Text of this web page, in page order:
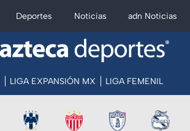
Deportes Noticias adn Noticias
LIGA EXPANSIÓN MX LIGA FEMENIL